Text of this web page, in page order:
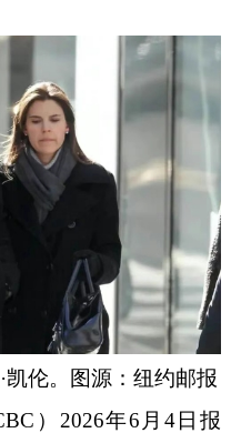
伦。图源：纽约邮报
）2026年6月4日报